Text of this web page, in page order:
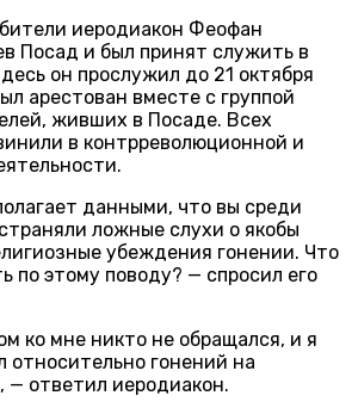
иеродиакон Феофан
Посад и был принят служить в
он прослужил до 21 октября
арестован вместе с группой
живших в Посаде. Всех
в контрреволюционной и
данными, что вы среди
ложные слухи о якобы
убеждения гонении. Что
по этому поводу? — спросил его
ко мне никто не обращался, и я
относительно гонений на
ответил иеродиакон.